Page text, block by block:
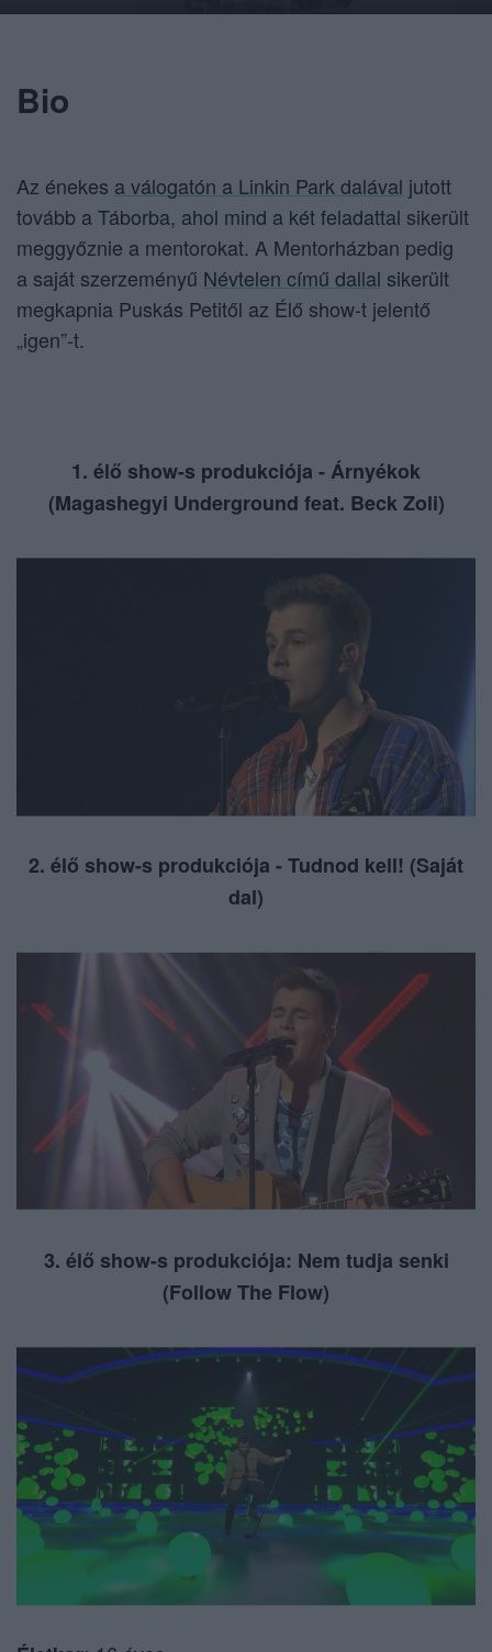
Bio
Az énekes a válogatón a Linkin Park dalával jutott
tovább a Táborba, ahol mind a két feladattal sikerült
meggyőznie a mentorokat. A Mentorházban pedig
a saját szerzeményű Névtelen című dallal sikerült
megkapnia Puskás Petitől az Élő show-t jelentő
„igen”-t.
1. élő show-s produkciója - Árnyékok
(Magashegyi Underground feat. Beck Zoli)
2. élő show-s produkciója - Tudnod kell! (Saját
dal)
3. élő show-s produkciója: Nem tudja senki
(Follow The Flow)